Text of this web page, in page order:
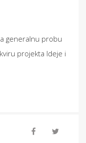
generalnu probu
projekta Ideje i